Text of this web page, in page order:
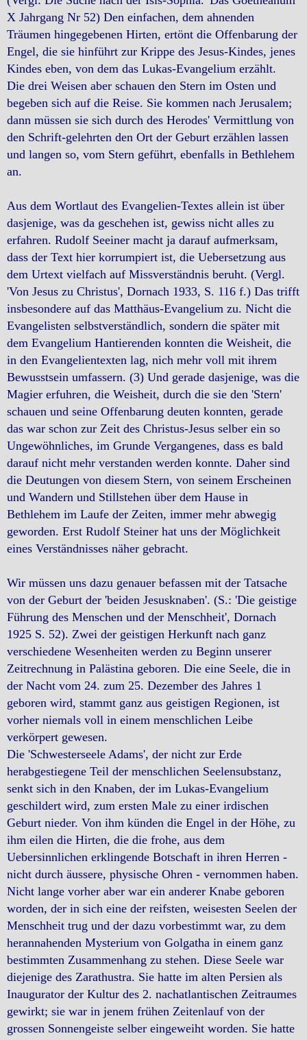
X Jahrgang Nr 52) Den einfachen, dem ahnenden
Träumen hingegebenen Hirten, ertönt die Offenbarung der
Engel, die sie hinführt zur Krippe des Jesus-Kindes, jenes
Kindes eben, von dem das Lukas-Evangelium erzählt.
Die drei Weisen aber schauen den Stern im Osten und
begeben sich auf die Reise. Sie kommen nach Jerusalem;
dann müssen sie sich durch des Herodes' Vermittlung von
den Schrift-gelehrten den Ort der Geburt erzählen lassen
und langen so, vom Stern geführt, ebenfalls in Bethlehem
an.
Aus dem Wortlaut des Evangelien-Textes allein ist über
dasjenige, was da geschehen ist, gewiss nicht alles zu
erfahren. Rudolf Seeiner macht ja darauf aufmerksam,
dass der Text hier korrumpiert ist, die Uebersetzung aus
dem Urtext vielfach auf Missverständnis beruht. (Vergl.
'Von Jesus zu Christus', Dornach 1933, S. 116 f.) Das trifft
insbesondere auf das Matthäus-Evangelium zu. Nicht die
Evangelisten selbstverständlich, sondern die später mit
dem Evangelium Hantierenden konnten die Weisheit, die
in den Evangelientexten lag, nich mehr voll mit ihrem
Bewusstsein umfassern. (3) Und gerade dasjenige, was die
Magier erfuhren, die Weisheit, durch die sie den 'Stern'
schauen und seine Offenbarung deuten konnten, gerade
das war schon zur Zeit des Christus-Jesus selber ein so
Ungewöhnliches, im Grunde Vergangenes, dass es bald
darauf nicht mehr verstanden werden konnte. Daher sind
die Deutungen von diesem Stern, von seinem Erscheinen
und Wandern und Stillstehen über dem Hause in
Bethlehem im Laufe der Zeiten, immer mehr abwegig
geworden. Erst Rudolf Steiner hat uns der Möglichkeit
eines Verständnisses näher gebracht.
Wir müssen uns dazu genauer befassen mit der Tatsache
von der Geburt der 'beiden Jesusknaben'. (S.: 'Die geistige
Führung des Menschen und der Menschheit', Dornach
1925 S. 52). Zwei der geistigen Herkunft nach ganz
verschiedene Wesenheiten werden zu Beginn unserer
Zeitrechnung in Palästina geboren. Die eine Seele, die in
der Nacht vom 24. zum 25. Dezember des Jahres 1
geboren wird, stammt ganz aus geistigen Regionen, ist
vorher niemals voll in einem menschlichen Leibe
verkörpert gewesen.
Die 'Schwesterseele Adams', der nicht zur Erde
herabgestiegene Teil der menschlichen Seelensubstanz,
senkt sich in den Knaben, der im Lukas-Evangelium
geschildert wird, zum ersten Male zu einer irdischen
Geburt nieder. Von ihm künden die Engel in der Höhe, zu
ihm eilen die Hirten, die die frohe, aus dem
Uebersinnlichen erklingende Botschaft in ihren Herren -
nicht durch äussere, physische Ohren - vernommen haben.
Nicht lange vorher aber war ein anderer Knabe geboren
worden, der in sich eine der reifsten, weisesten Seelen der
Menschheit trug und der dazu vorbestimmt war, zu dem
herannahenden Mysterium von Golgatha in einem ganz
bestimmten Zusammenhang zu stehen. Diese Seele war
diejenige des Zarathustra. Sie hatte im alten Persien als
Inaugurator der Kultur des 2. nachatlantischen Zeitraumes
gewirkt; sie war in jenem frühen Zeitenlauf von der
grossen Sonnengeiste selber eingeweiht worden. Sie hatte